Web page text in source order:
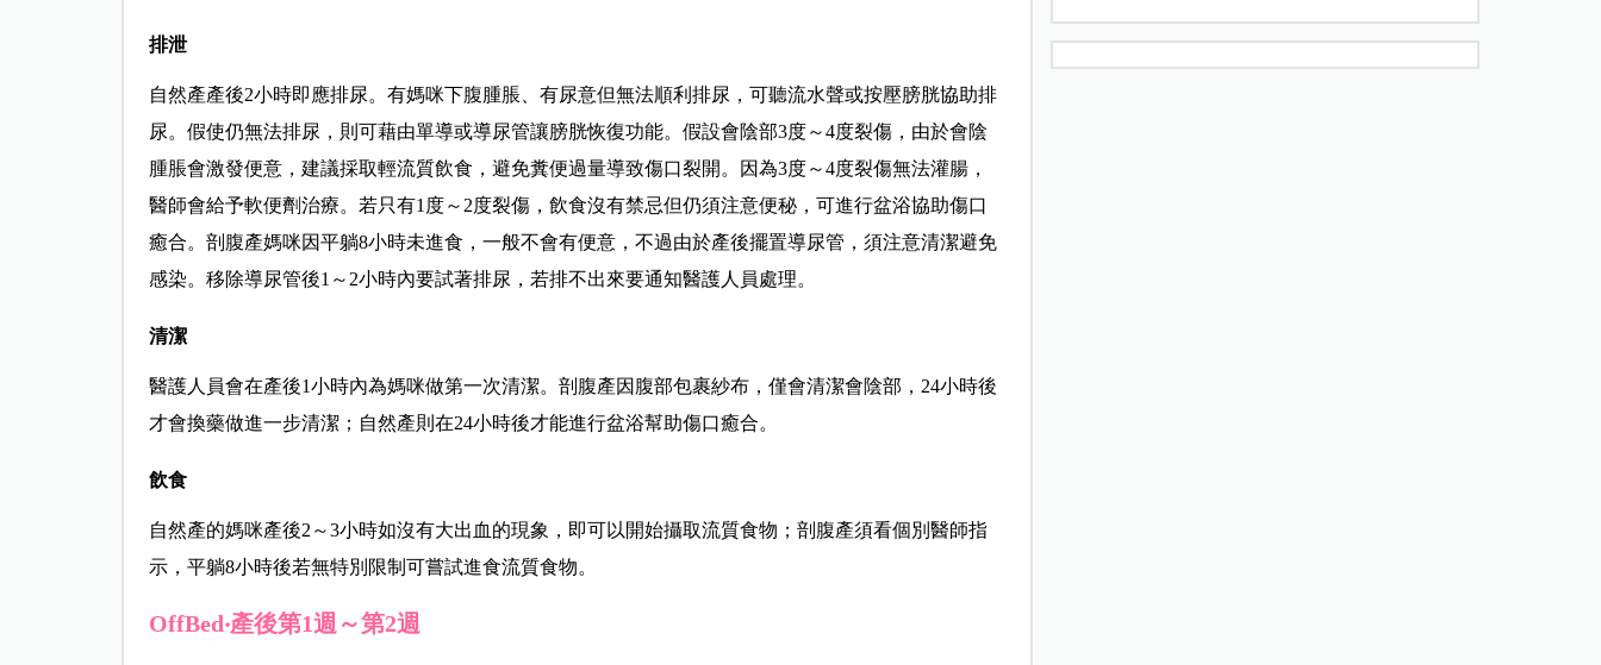
排泄
自然產產後2小時即應排尿。有媽咪下腹腫脹、有尿意但無法順利排尿，可聽流水聲或按壓膀胱協助排
尿。假使仍無法排尿，則可藉由單導或導尿管讓膀胱恢復功能。假設會陰部3度～4度裂傷，由於會陰
腫脹會激發便意，建議採取輕流質飲食，避免糞便過量導致傷口裂開。因為3度～4度裂傷無法灌腸，
醫師會給予軟便劑治療。若只有1度～2度裂傷，飲食沒有禁忌但仍須注意便秘，可進行盆浴協助傷口
癒合。剖腹產媽咪因平躺8小時未進食，一般不會有便意，不過由於產後擺置導尿管，須注意清潔避免
感染。移除導尿管後1～2小時內要試著排尿，若排不出來要通知醫護人員處理。
清潔
醫護人員會在產後1小時內為媽咪做第一次清潔。剖腹產因腹部包裹紗布，僅會清潔會陰部，24小時後
才會換藥做進一步清潔；自然產則在24小時後才能進行盆浴幫助傷口癒合。
飲食
自然產的媽咪產後2～3小時如沒有大出血的現象，即可以開始攝取流質食物；剖腹產須看個別醫師指
示，平躺8小時後若無特別限制可嘗試進食流質食物。
OffBed‧產後第1週～第2週